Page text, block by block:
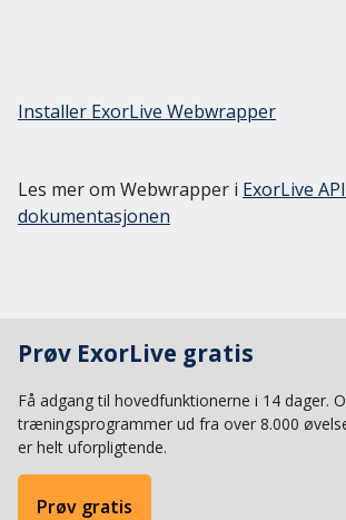
Installer ExorLive Webwrapper
Les mer om Webwrapper i ExorLive API
dokumentasjonen
Prøv ExorLive gratis
Få adgang til hovedfunktionerne i 14 dager.
træningsprogrammer ud fra over 8.000
er helt uforpligtende.
Prøv gratis